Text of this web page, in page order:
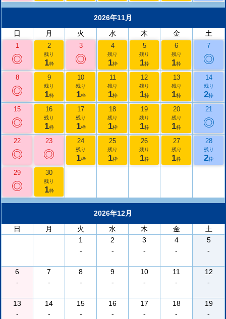
2026年11月
日
月 火 水 木 金 土
1
◎
2
残り
1枠
3
◎
4
残り
1枠
5
残り
1枠
6
残り
1枠
7
◎
8
◎
9
残り
1枠
10
残り
1枠
11
残り
1枠
12
残り
1枠
13
残り
1枠
14
残り
2枠
15
◎
16
残り
1枠
17
残り
1枠
18
残り
1枠
19
残り
1枠
20
残り
1枠
21
◎
22
◎
23
◎
24
残り
1枠
25
残り
1枠
26
残り
1枠
27
残り
1枠
28
残り
2枠
29
◎
30
残り
1枠
2026年12月
日
月 火 水 木 金
土
1
-
2
-
3
-
4
-
5
-
6
-
7
-
8
-
9
-
10
-
11
-
12
-
13
-
14
-
15
-
16
-
17
-
18
-
19
-